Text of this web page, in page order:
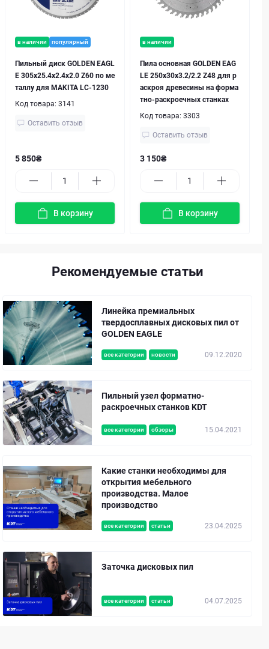
в наличии популярный
Пильный диск GOLDEN EAGL
E 305x25.4x2.4x2.0 Z60 по ме
таллу для MAKITA LC-1230
Код товара: 3141
Оставить отзыв
5 850₴
В корзину
в наличии
Пила основная GOLDEN EAG
LE 250x30x3.2/2.2 Z48 для р
аскроя древесины на форма
тно-раскроечных станках
Код товара: 3303
Оставить отзыв
3 150₴
В корзину
Рекомендуемые статьи
все категории новости 09.12.2020
Линейка премиальных
твердосплавных дисковых пил от
GOLDEN EAGLE
все категории обзоры 15.04.2021
Пильный узел форматно-
раскроечных станков KDT
все категории статьи 23.04.2025
Какие станки необходимы для
открытия мебельного
производства. Малое
производство
все категории статьи 04.07.2025
Заточка дисковых пил